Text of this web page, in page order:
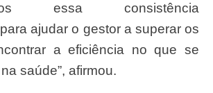
essa consistência
ajudar o gestor a superar os
a eficiência no que se
saúde”, afirmou.